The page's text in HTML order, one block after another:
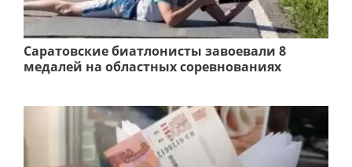
Саратовские биатлонисты завоевали 8
медалей на областных соревнованиях